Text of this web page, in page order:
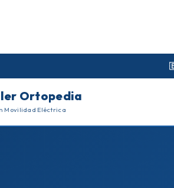
Ortopedia
Movilidad Eléctrica